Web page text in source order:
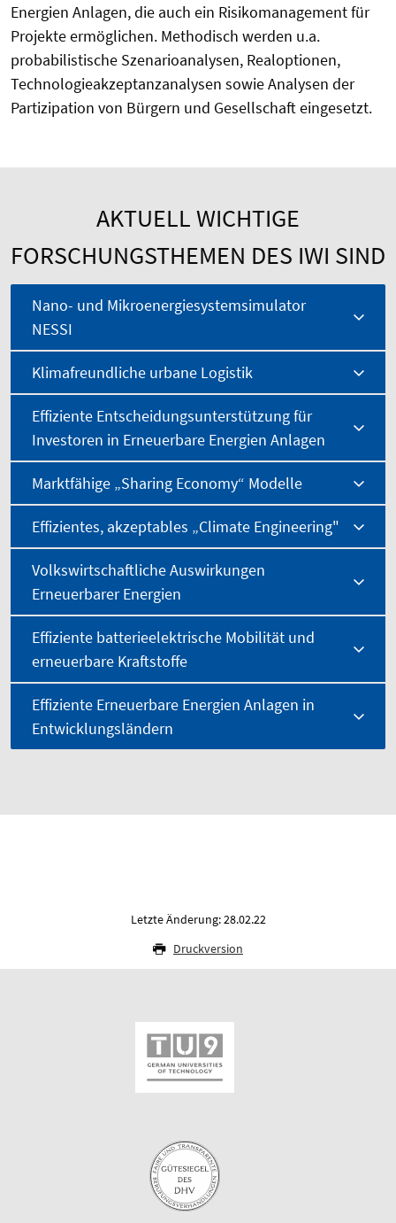
Energien Anlagen, die auch ein Risikomanagement für
Projekte ermöglichen. Methodisch werden u.a.
probabilistische Szenarioanalysen, Realoptionen,
Technologieakzeptanzanalysen sowie Analysen der
Partizipation von Bürgern und Gesellschaft eingesetzt.
AKTUELL WICHTIGE
FORSCHUNGSTHEMEN DES IWI SIND
Nano- und Mikroenergiesystemsimulator
NESSI
Klimafreundliche urbane Logistik
Effiziente Entscheidungsunterstützung für
Investoren in Erneuerbare Energien Anlagen
Marktfähige „Sharing Economy“ Modelle
Effizientes, akzeptables „Climate Engineering"
Volkswirtschaftliche Auswirkungen
Erneuerbarer Energien
Effiziente batterieelektrische Mobilität und
erneuerbare Kraftstoffe
Effiziente Erneuerbare Energien Anlagen in
Entwicklungsländern
Letzte Änderung: 28.02.22
Druckversion